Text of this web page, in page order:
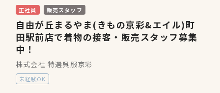
正社員 販売スタッフ
自由が丘まるやま(きもの京彩&エイル)町
田駅前店で着物の接客・販売スタッフ募集
中！
株式会社 特選呉服京彩
未経験OK